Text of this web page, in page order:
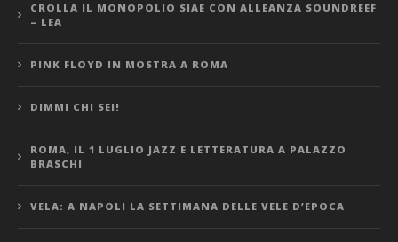
CROLLA IL MONOPOLIO SIAE CON ALLEANZA SOUNDREEF
– LEA
PINK FLOYD IN MOSTRA A ROMA
DIMMI CHI SEI!
ROMA, IL 1 LUGLIO JAZZ E LETTERATURA A PALAZZO
BRASCHI
VELA: A NAPOLI LA SETTIMANA DELLE VELE D’EPOCA